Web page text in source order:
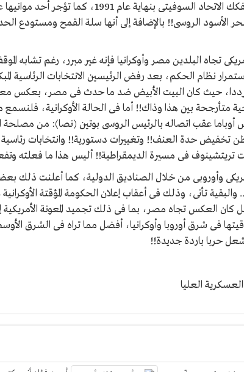
السوفيتية، قبل أن ترثها روسيا بعد تفكك الاتحاد السوفيتى بنهاية عام 1991،
الأسود الروسى!! بالإضافة إلى أنها سلة القمح ومستودع
تجاه البلدين مصر وأوكرانيا فإنه غير مبرر، رغم تشابه
نظام الحكم، بعد رفض الرئيسين الانتخابات الرئاسية
حيث كان البيت الأبيض ضد ما حدث فى مصر، بعكس
متأرجحة بين هذا وذاك!! أما فى الحالة الأوكرانية، فلنسمع
أوباما عقب اتصاله بالرئيس الروسى بوتين (نصا): من مصلحة
تخفيض حدة العنف!! وتغييرات دستورية!! وانتخابات
تريتشينوف فى مسيرة الديمقراطية!! أليس هذا ما فعلته
وأوروبى من خلال الصناديق الدولية، كما أعلنت ذلك
والبقية تأتى، وذلك فى أعقاب إعلان الحكومة المؤقتة
كان العكس تجاه مصر، بما فى ذلك تجميد المعونة
فى شرق أوروبا وأوكرانيا، أفضل مما تراه فى الشرق
حربا باردة جديدة!!
العليا